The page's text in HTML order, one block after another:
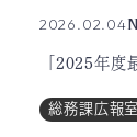
2026.02.04
「2025年度
総務課広報室